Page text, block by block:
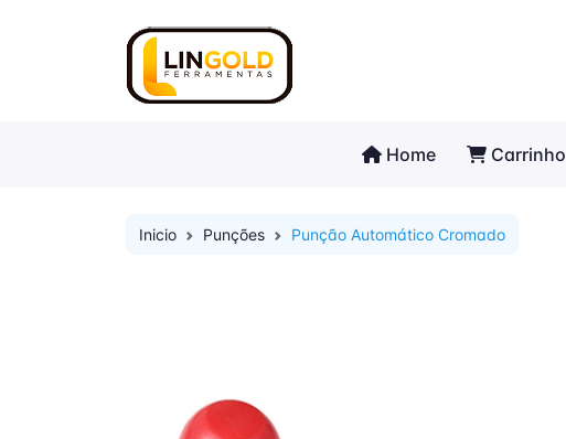
Home Carrinho
Inicio Punções Punção Automático Cromado